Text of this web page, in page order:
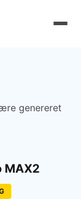
genereret
MAX2